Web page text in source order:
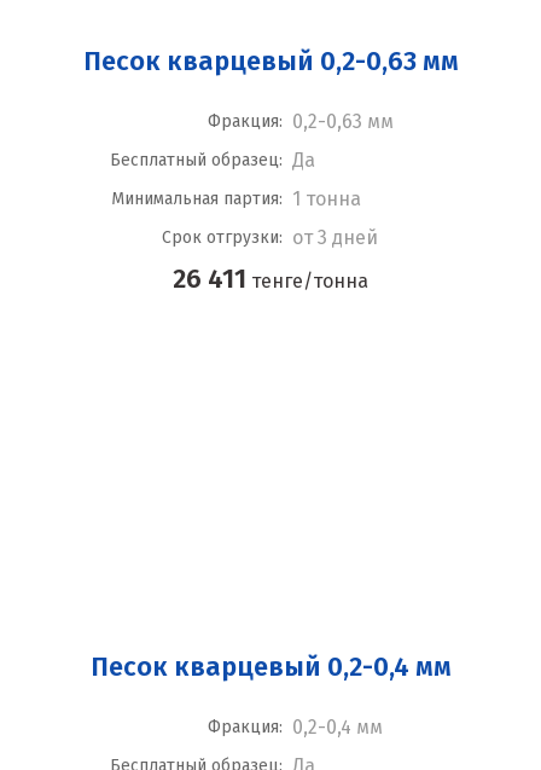
Песок кварцевый 0,2-0,63 мм
Фракция: 0,2-0,63 мм
Бесплатный образец: Да
Минимальная партия: 1 тонна
Срок отгрузки: от 3 дней
26 411 тенге/тонна
Песок кварцевый 0,2-0,4 мм
Фракция: 0,2-0,4 мм
Бесплатный образец: